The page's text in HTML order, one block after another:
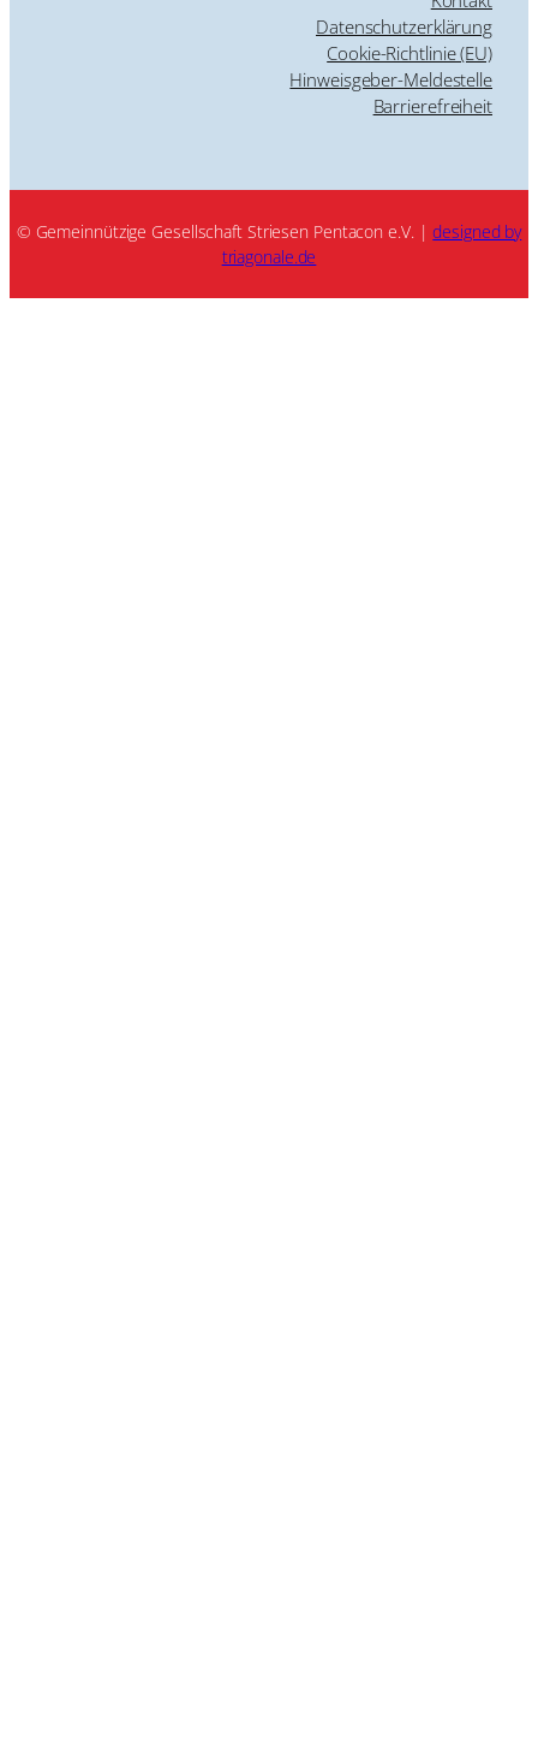
Datenschutzerklärung
Cookie-Richtlinie (EU)
Hinweisgeber-Meldestelle
Barrierefreiheit
© Gemeinnützige Gesellschaft Striesen Pentacon e.V. |designed by
triagonale.de